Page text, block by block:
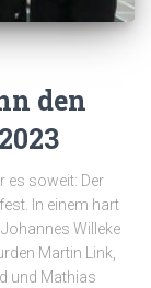
den
es soweit: Der
In einem hart
Willeke
Martin Link,
und Mathias